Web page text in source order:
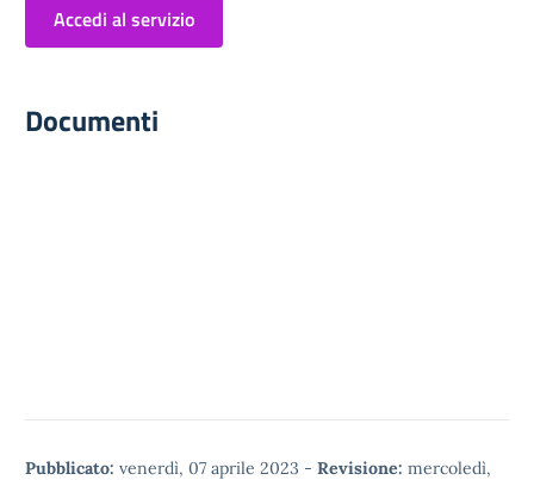
Accedi al servizio
Documenti
Pubblicato: venerdì, 07 aprile 2023 - Revisione: mercoledì,